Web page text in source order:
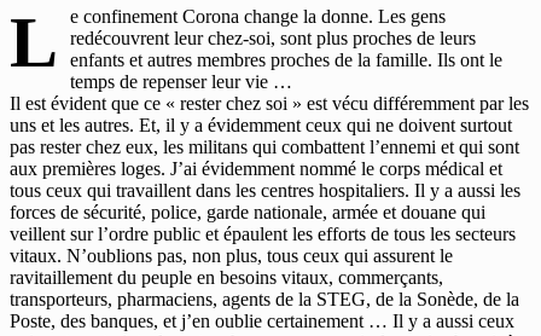
L
e confinement Corona change la donne. Les gens
redécouvrent leur chez-soi, sont plus proches de leurs
enfants et autres membres proches de la famille. Ils ont le
temps de repenser leur vie …
Il est évident que ce « rester chez soi » est vécu différemment par les
uns et les autres. Et, il y a évidemment ceux qui ne doivent surtout
pas rester chez eux, les militans qui combattent l’ennemi et qui sont
aux premières loges. J’ai évidemment nommé le corps médical et
tous ceux qui travaillent dans les centres hospitaliers. Il y a aussi les
forces de sécurité, police, garde nationale, armée et douane qui
veillent sur l’ordre public et épaulent les efforts de tous les secteurs
vitaux. N’oublions pas, non plus, tous ceux qui assurent le
ravitaillement du peuple en besoins vitaux, commerçants,
transporteurs, pharmaciens, agents de la STEG, de la Sonède, de la
Poste, des banques, et j’en oublie certainement … Il y a aussi ceux